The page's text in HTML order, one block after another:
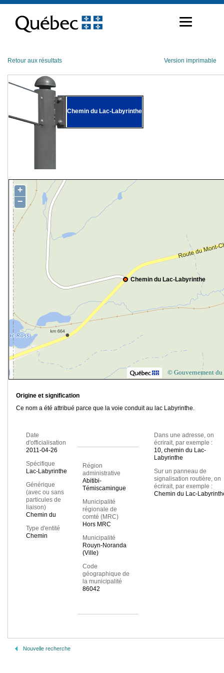
contenu
Retour aux résultats Version imprimable
Chemin du Lac-Labyrinthe
Chemin du Lac-Labyrinthe
+
−
© Gouvernement du
Origine et signification
Ce nom a été attribué parce que la voie conduit au lac Labyrinthe.
Date
d'officialisation
2011-04-26
Spécifique
Lac-Labyrinthe
Générique
(avec ou sans
particules de
liaison)
Chemin du
Type d'entité
Chemin
Région
administrative
Abitibi-
Témiscamingue
Municipalité
régionale de
comté (MRC)
Hors MRC
Municipalité
Rouyn-Noranda
(Ville)
Code
géographique de
la municipalité
86042
Dans une adresse, on
écrirait, par exemple :
10, chemin du Lac-
Labyrinthe
Sur un panneau de
signalisation routière, on
écrirait, par exemple :
Chemin du Lac-
Nouvelle recherche